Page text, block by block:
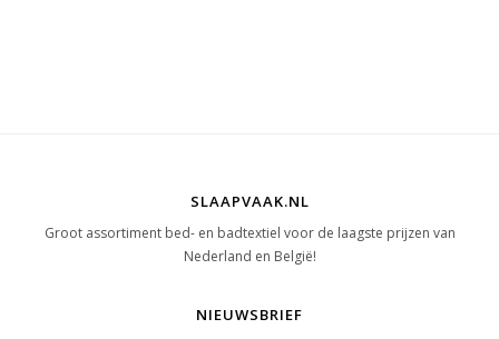
SLAAPVAAK.NL
Groot assortiment bed- en badtextiel voor de laagste prijzen van
Nederland en België!
NIEUWSBRIEF